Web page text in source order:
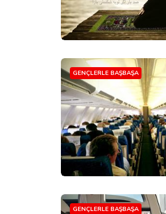
GENÇLERLE BAŞBAŞA
GENÇLERLE BAŞBAŞA